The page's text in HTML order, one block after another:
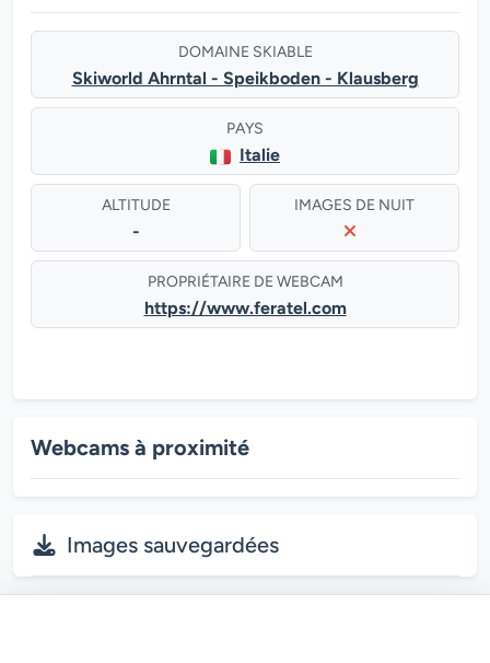
DOMAINE SKIABLE
Skiworld Ahrntal - Speikboden - Klausberg
PAYS
Italie
ALTITUDE
-
IMAGES DE NUIT
PROPRIÉTAIRE DE WEBCAM
https://www.feratel.com
Webcams à proximité
Images sauvegardées